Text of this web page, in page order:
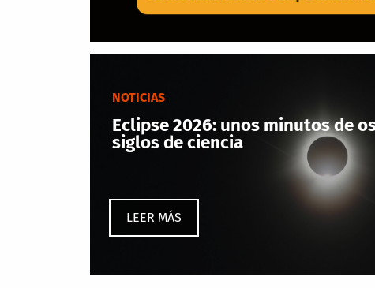
NOTICIAS
Eclipse 2026: unos minutos de
siglos de ciencia
LEER MÁS